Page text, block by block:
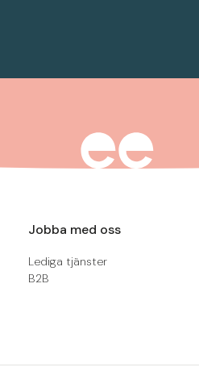
Jobba med oss
Lediga tjänster
B2B